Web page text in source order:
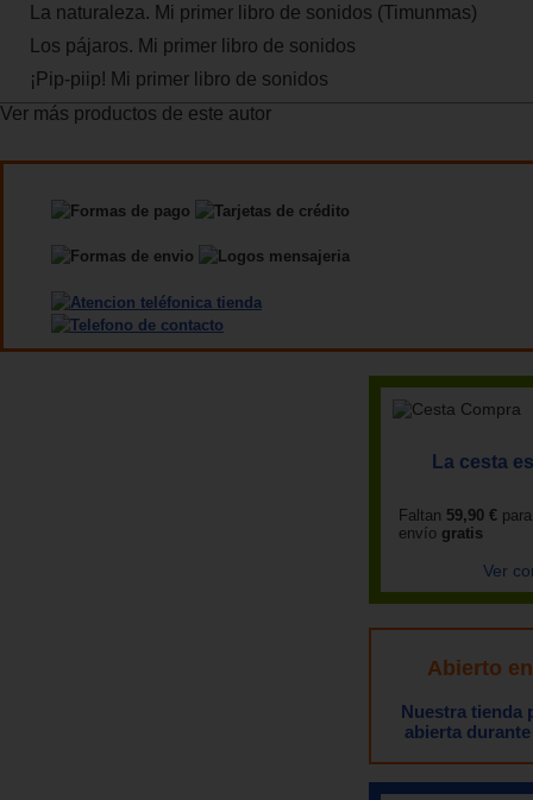
La naturaleza. Mi primer libro de sonidos (Timunmas)
Los pájaros. Mi primer libro de sonidos
¡Pip-piip! Mi primer libro de sonidos
Ver más productos de este autor
La cesta
Faltan 59,90 €
envío gratis
Ver
Abierto
Nuestra tienda
abierta